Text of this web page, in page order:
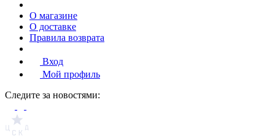
О магазине
О доставке
Правила возврата
Вход
Мой профиль
Cледите за новостями: